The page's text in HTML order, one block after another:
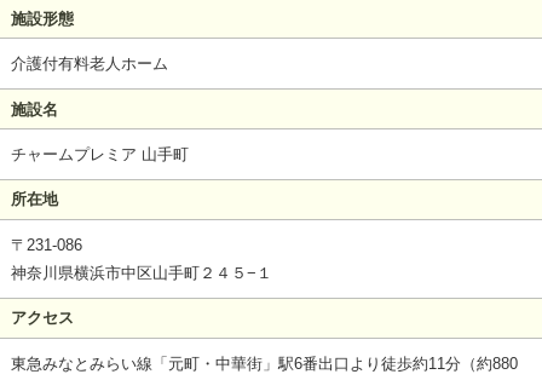
施設形態
介護付有料老人ホーム
施設名
チャームプレミア 山手町
所在地
〒231-086
神奈川県横浜市中区山手町２４５−１
アクセス
東急みなとみらい線「元町・中華街」駅6番出口より徒歩約11分（約880